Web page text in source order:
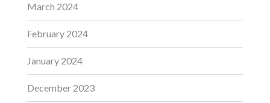
March 2024
February 2024
January 2024
December 2023